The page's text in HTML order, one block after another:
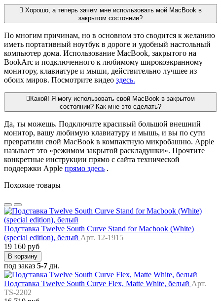
Хорошо, а теперь зачем мне использовать мой MacBook в
закрытом состоянии?
По многим причинам, но в основном это сводится к желанию
иметь портативный ноутбук в дороге и удобный настольный
компьютер дома. Использование MacBook, закрытого на
BookArc и подключенного к любимому широкоэкранному
монитору, клавиатуре и мыши, действительно лучшее из
обоих миров. Посмотрите видео здесь.
Какой! Я могу использовать свой MacBook в закрытом
состоянии? Как мне это сделать?
Да, ты можешь. Подключите красивый большой внешний
монитор, вашу любимую клавиатуру и мышь, и вы по сути
превратили свой MacBook в компактную микробашню. Apple
называет это «режимом закрытой раскладушки». Прочтите
конкретные инструкции прямо с сайта технической
поддержки Apple прямо здесь .
Похожие товары
Подставка Twelve South Curve Stand for Macbook (White)
(special edition), белый Арт. 12-1915
19 160 руб
В корзину
под заказ 5-7 дн.
Подставка Twelve South Curve Flex, Matte White, белый Арт.
TS-2202